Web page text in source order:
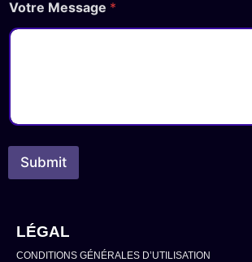
Votre Message *
Submit
LÉGAL
CONDITIONS GÉNÉRALES D’UTILISATION